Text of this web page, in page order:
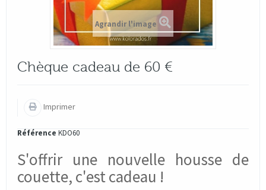
Agrandir l'image
Chèque cadeau de 60 €
Imprimer
Référence KDO60
S'offrir une nouvelle housse de
couette, c'est cadeau !